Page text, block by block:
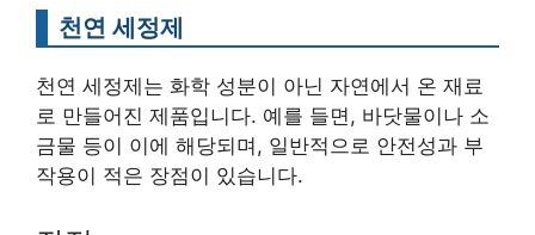
천연 세정제
천연 세정제는 화학 성분이 아닌 자연에서 온 재료
로 만들어진 제품입니다. 예를 들면, 바닷물이나 소
금물 등이 이에 해당되며, 일반적으로 안전성과 부
작용이 적은 장점이 있습니다.